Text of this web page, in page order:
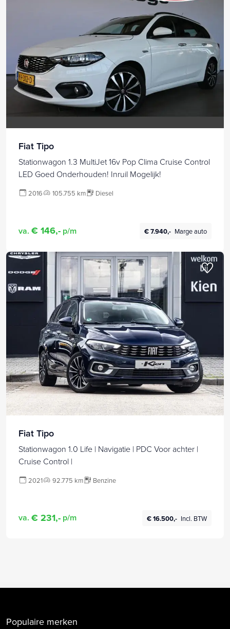
Fiat Tipo
Stationwagon 1.3 MultiJet 16v Pop Clima Cruise Control
LED Goed Onderhouden! Inruil Mogelijk!
2016 105.755 km Diesel
va. € 146,- p/m € 7.940,- Marge auto
Fiat Tipo
Stationwagon 1.0 Life | Navigatie | PDC Voor achter |
Cruise Control |
2021 92.775 km Benzine
va. € 231,- p/m € 16.500,- Incl. BTW
Populaire merken